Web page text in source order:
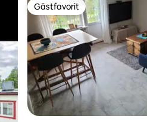
Gästfavorit
Gästfavorit